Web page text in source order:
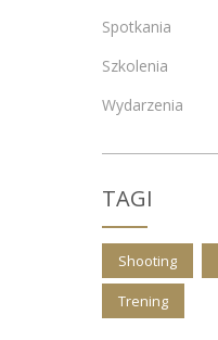
Spotkania
Szkolenia
Wydarzenia
TAGI
Shooting
Trening